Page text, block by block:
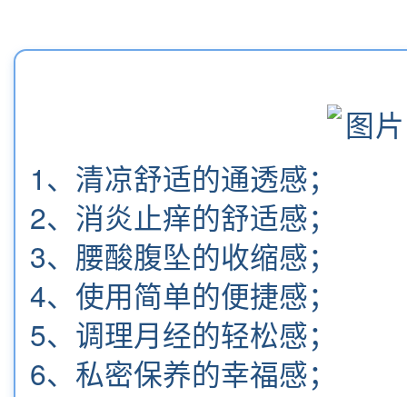
1、清凉舒适的通透感；
2、消炎止痒的舒适感；
3、腰酸腹坠的收缩感；
4、使用简单的便捷感；
5、调理月经的轻松感；
6、私密保养的幸福感；